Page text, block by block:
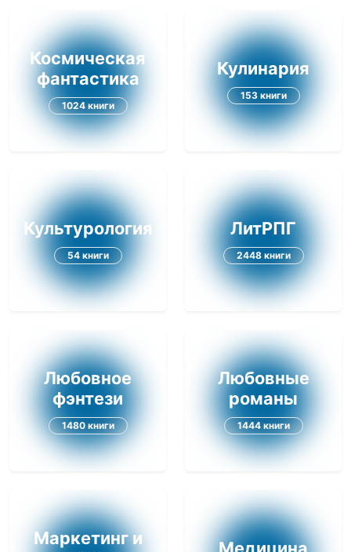
Космическая
фантастика
1024 книги
Кулинария
153 книги
Культурология
54 книги
ЛитРПГ
2448 книги
Любовное
фэнтези
1480 книги
Любовные
романы
1444 книги
Маркетинг и